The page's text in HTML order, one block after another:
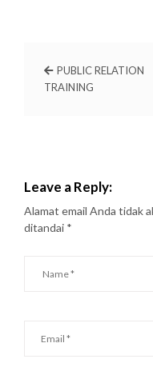
PUBLIC RELATION
TRAINING
Leave a Reply:
Alamat email Anda tidak
ditandai *